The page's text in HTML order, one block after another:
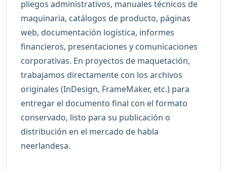
pliegos administrativos, manuales técnicos de
maquinaria, catálogos de producto, páginas
web, documentación logística, informes
financieros, presentaciones y comunicaciones
corporativas. En proyectos de maquetación,
trabajamos directamente con los archivos
originales (InDesign, FrameMaker, etc.) para
entregar el documento final con el formato
conservado, listo para su publicación o
distribución en el mercado de habla
neerlandesa.